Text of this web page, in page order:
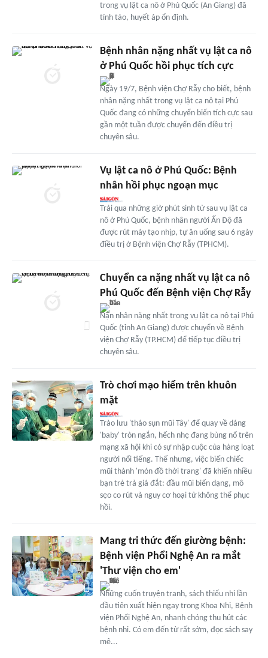
trong vụ lật ca nô ở Phú Quốc (An Giang) đã
tỉnh táo, huyết áp ổn định.
Bệnh nhân nặng nhất vụ lật ca nô
ở Phú Quốc hồi phục tích cực
Ngày 19/7, Bệnh viện Chợ Rẫy cho biết, bệnh
nhân nặng nhất trong vụ lật ca nô tại Phú
Quốc đang có những chuyển biến tích cực sau
gần một tuần được chuyển đến điều trị
chuyên sâu.
Vụ lật ca nô ở Phú Quốc: Bệnh
nhân hồi phục ngoạn mục
Trải qua những giờ phút sinh tử sau vụ lật ca
nô ở Phú Quốc, bệnh nhân người Ấn Độ đã
được rút máy tạo nhịp, tự ăn uống sau 6 ngày
điều trị ở Bệnh viện Chợ Rẫy (TPHCM).
Chuyển ca nặng nhất vụ lật ca nô
Phú Quốc đến Bệnh viện Chợ Rẫy
Nạn nhân nặng nhất trong vụ lật ca nô tại Phú
Quốc (tỉnh An Giang) được chuyển về Bệnh
viện Chợ Rẫy (TP.HCM) để tiếp tục điều trị
chuyên sâu.
Trò chơi mạo hiểm trên khuôn
mặt
Trào lưu 'tháo sụn mũi Tây' để quay về dáng
'baby' tròn ngắn, hếch nhẹ đang bùng nổ trên
mạng xã hội khi có sự nhập cuộc của hàng loạt
người nổi tiếng. Thế nhưng, việc biến chiếc
mũi thành 'món đồ thời trang' đã khiến nhiều
bạn trẻ trả giá đắt: đầu mũi biến dạng, mô
sẹo co rút và nguy cơ hoại tử không thể phục
hồi.
Mang tri thức đến giường bệnh:
Bệnh viện Phổi Nghệ An ra mắt
'Thư viện cho em'
Những cuốn truyện tranh, sách thiếu nhi lần
đầu tiên xuất hiện ngay trong Khoa Nhi, Bệnh
viện Phổi Nghệ An, nhanh chóng thu hút các
bệnh nhi. Có em đến từ rất sớm, đọc sách say
mê...